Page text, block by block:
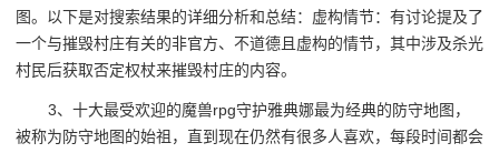
图。以下是对搜索结果的详细分析和总结：虚构情节：有讨论提及了
一个与摧毁村庄有关的非官方、不道德且虚构的情节，其中涉及杀光
村民后获取否定权杖来摧毁村庄的内容。
3、十大最受欢迎的魔兽rpg守护雅典娜最为经典的防守地图，
被称为防守地图的始祖，直到现在仍然有很多人喜欢，每段时间都会